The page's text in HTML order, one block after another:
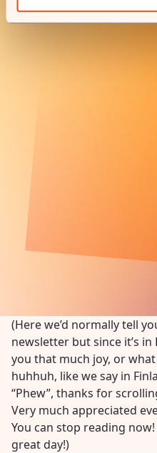
(Here we’d normally tell
newsletter but since it’s
you that much joy, or
huhhuh, like we say in
“Phew”, thanks for
Very much appreciated
You can stop reading
great day!)